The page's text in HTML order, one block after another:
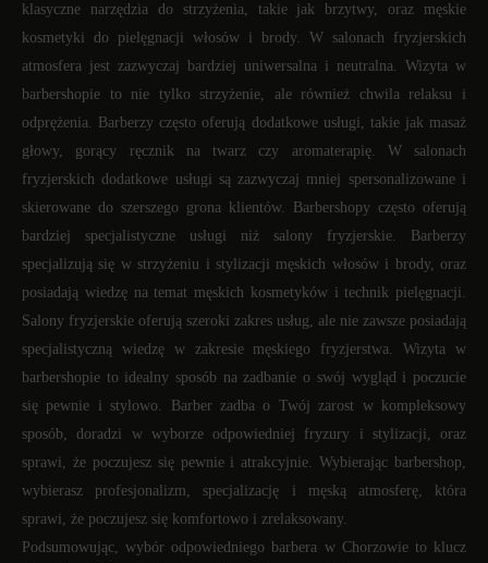
klasyczne narzędzia do strzyżenia, takie jak brzytwy, oraz męskie
kosmetyki do pielęgnacji włosów i brody. W salonach fryzjerskich
atmosfera jest zazwyczaj bardziej uniwersalna i neutralna. Wizyta w
barbershopie to nie tylko strzyżenie, ale również chwila relaksu i
odprężenia. Barberzy często oferują dodatkowe usługi, takie jak masaż
głowy, gorący ręcznik na twarz czy aromaterapię. W salonach
fryzjerskich dodatkowe usługi są zazwyczaj mniej spersonalizowane i
skierowane do szerszego grona klientów. Barbershopy często oferują
bardziej specjalistyczne usługi niż salony fryzjerskie. Barberzy
specjalizują się w strzyżeniu i stylizacji męskich włosów i brody, oraz
posiadają wiedzę na temat męskich kosmetyków i technik pielęgnacji.
Salony fryzjerskie oferują szeroki zakres usług, ale nie zawsze posiadają
specjalistyczną wiedzę w zakresie męskiego fryzjerstwa. Wizyta w
barbershopie to idealny sposób na zadbanie o swój wygląd i poczucie
się pewnie i stylowo. Barber zadba o Twój zarost w kompleksowy
sposób, doradzi w wyborze odpowiedniej fryzury i stylizacji, oraz
sprawi, że poczujesz się pewnie i atrakcyjnie. Wybierając barbershop,
wybierasz profesjonalizm, specjalizację i męską atmosferę, która
sprawi, że poczujesz się komfortowo i zrelaksowany.
Podsumowując, wybór odpowiedniego barbera w Chorzowie to klucz